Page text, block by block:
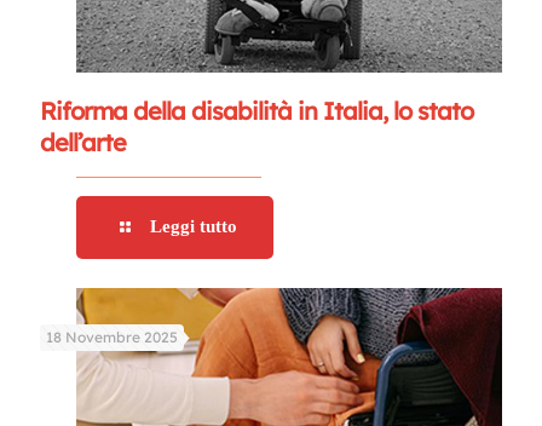
Riforma della disabilità in Italia, lo stato
dell’arte
Leggi tutto
18 Novembre 2025